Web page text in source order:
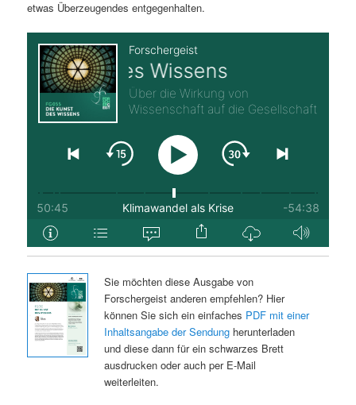
e
n
etwas Überzeugendes entgegenhalten.
Sie möchten diese Ausgabe von
Forschergeist anderen empfehlen? Hier
können Sie sich ein einfaches PDF mit einer
Inhaltsangabe der Sendungherunterladen
und diese dann für ein schwarzes Brett
ausdrucken oder auch per E-Mail
weiterleiten.